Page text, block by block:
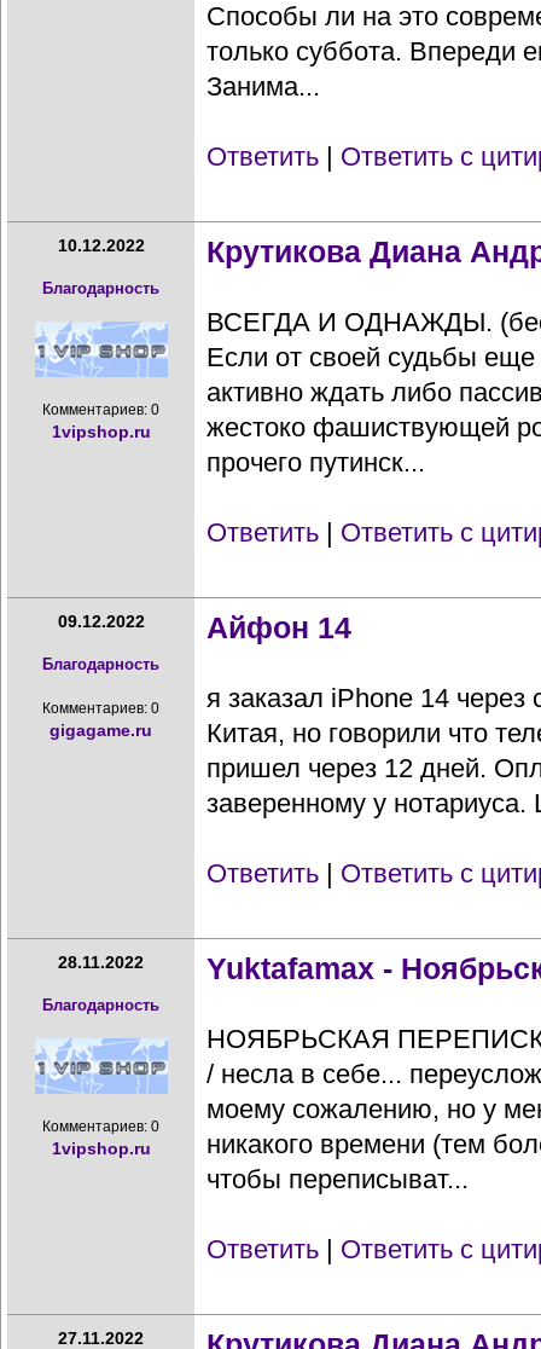
Способы ли на это
только суббота. Впереди
Занима...
Ответить | Ответить с
10.12.2022
Благодарность
Комментариев: 0
1vipshop.ru
Крутикова Диана
ВСЕГДА И ОДНАЖДЫ.
Если от своей судьбы
активно ждать либо
жестоко фашиствующей
прочего путинск...
Ответить | Ответить с
09.12.2022
Благодарность
Комментариев: 0
gigagame.ru
Айфон 14
я заказал iPhone 14 через
Китая, но говорили что
пришел через 12 дней.
заверенному у нотариуса.
Ответить | Ответить с
28.11.2022
Благодарность
Комментариев: 0
1vipshop.ru
Yuktafamax -
НОЯБРЬСКАЯ
/ несла в себе...
моему сожалению, но у
никакого времени (тем
чтобы переписыват...
Ответить | Ответить с
27.11.2022